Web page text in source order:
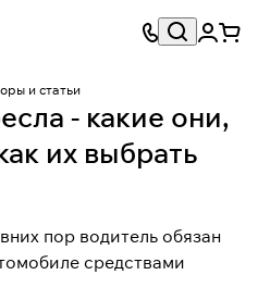
и статьи
- какие они,
их выбрать
пор водитель обязан
средствами